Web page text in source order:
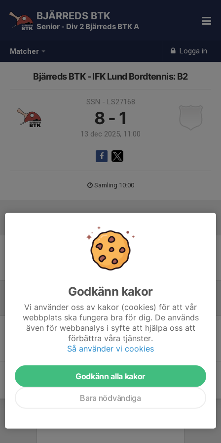
Matcher Logga in
BJÄRREDS BTK
Senior - Div 2 Bjärreds BTK A
Bjärreds BTK - IFK Lund Bordtennis: B2
SSN - LS27168
8 - 1
13 dec 2025, 11:00
Samling 10:00
Ingen uppställning ifylld
Referat
Inget skrivet
Godkänn kakor
Vi använder oss av kakor (cookies) för att vår
webbplats ska fungera bra för dig. De används
även för webbanalys i syfte att hjälpa oss att
förbättra våra tjänster.
Så använder vi cookies
Godkänn alla kakor
Bara nödvändiga